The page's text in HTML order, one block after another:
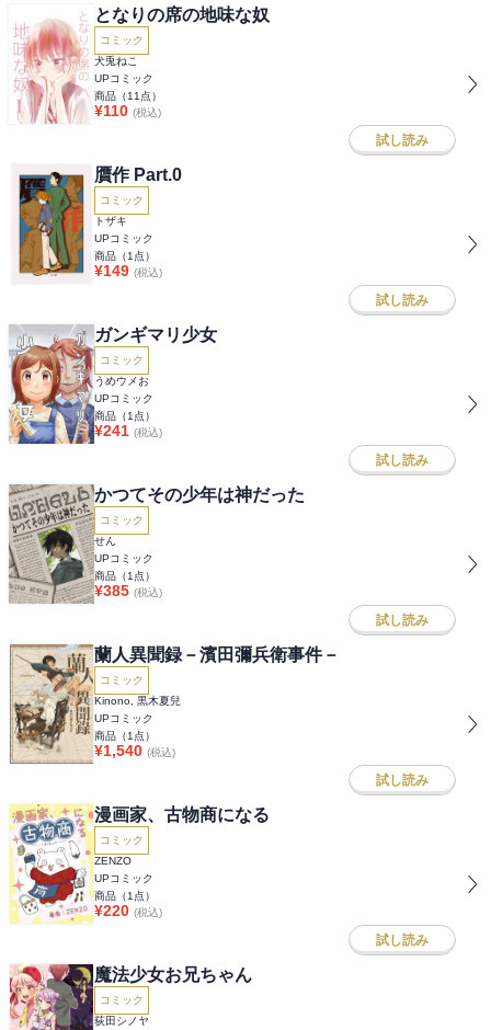
となりの席の地味な奴
コミック
犬兎ねこ
UPコミック
商品（11 点）
¥110 (税込)
試し読み
贋作 Part.0
コミック
トザキ
UPコミック
商品（1 点）
¥149 (税込)
試し読み
ガンギマリ少女
コミック
うめウメお
UPコミック
商品（1 点）
¥241 (税込)
試し読み
かつてその少年は神だった
コミック
せん
UPコミック
商品（1 点）
¥385 (税込)
試し読み
蘭人異聞録－濱田彌兵衛事件－
コミック
Kinono, 黒木夏兒
UPコミック
商品（1 点）
¥1,540 (税込)
試し読み
漫画家、古物商になる
コミック
ZENZO
UPコミック
商品（1 点）
¥220 (税込)
試し読み
魔法少女お兄ちゃん
コミック
荻田シノヤ